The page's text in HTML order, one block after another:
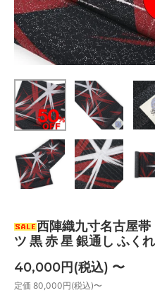
西陣織九寸名古屋
ツ 黒 赤 星 銀通し ふく
40,000円(税込) 〜
定価 80,000円(税込)〜